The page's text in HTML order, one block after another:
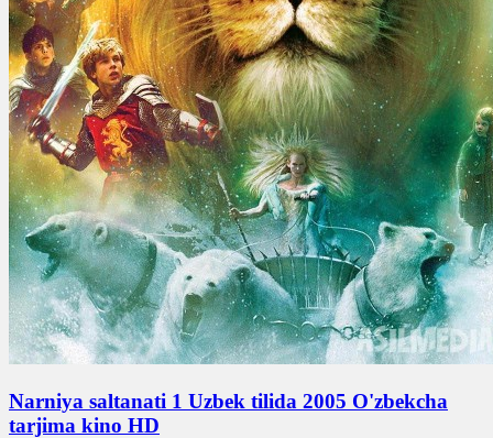
Narniya saltanati 1 Uzbek tilida 2005 O'zbekcha
tarjima kino HD